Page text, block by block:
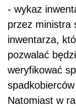
- wykaz
przez ministra
inwentarza,
pozwalać
weryfikować
Natomiast w